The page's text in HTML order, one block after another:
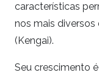
características
nos mais
(Kengai).
Seu crescimento